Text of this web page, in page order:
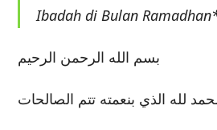
Ibadah di Bulan
بسم الله الرحمن الرحيم
لله الذي بنعمته تتم الصالحات